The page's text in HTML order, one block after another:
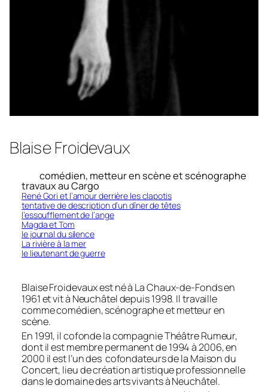
Blaise Froidevaux
comédien, metteur en scène et scénographe
travaux au Cargo
René Gori et l’amour derrière les clapotis
tentative de description d’un dîner de têtes
l’essoufflement de l’ange
Magda et Tom
le journal du silence
La rivière à la mer
le lieutenant de guerre
Blaise Froidevaux est né à La Chaux-de-Fonds en
1961 et vit à Neuchâtel depuis 1998. Il travaille
comme comédien, scénographe et metteur en
scène.
En 1991, il cofonde la compagnie Théâtre Rumeur,
dont il est membre permanent de 1994 à 2006, en
2000 il est l’un des cofondateurs de la Maison du
Concert, lieu de création artistique professionnelle
dans le domaine des arts vivants à Neuchâtel.